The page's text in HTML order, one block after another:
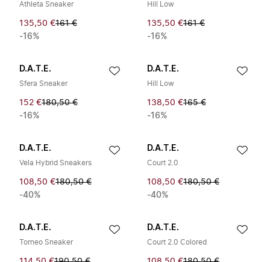
Athleta Sneaker
135,50 €161 €
-16%
Hill Low
135,50 €161 €
-16%
D.A.T.E.
Sfera Sneaker
152 €180,50 €
-16%
D.A.T.E.
Hill Low
138,50 €165 €
-16%
D.A.T.E.
Vela Hybrid Sneakers
108,50 €180,50 €
-40%
D.A.T.E.
Court 2.0
108,50 €180,50 €
-40%
D.A.T.E.
Torneo Sneaker
D.A.T.E.
Court 2.0 Colored